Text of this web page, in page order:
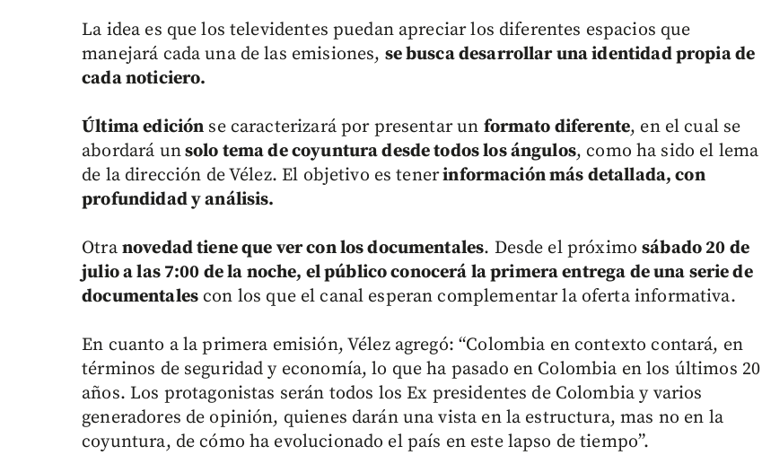
La idea es que los televidentes puedan apreciar los diferentes espacios que
manejará cada una de las emisiones, se busca desarrollar una identidad propia de
cada noticiero.
Última edición se caracterizará por presentar un formato diferente, en el cual se
abordará unsolo tema de coyuntura desde todos los ángulos, como ha sido el lema
de la dirección de Vélez. El objetivo es tenerinformación más detallada, con
profundidad y análisis.
Otra novedad tiene que ver con los documentales. Desde el próximosábado 20 de
julio a las 7:00 de la noche, el público conocerá la primera entrega de una serie de
documentales con los que el canal esperan complementar la oferta informativa.
En cuanto a la primera emisión, Vélez agregó: “Colombia en contexto contará, en
términos de seguridad y economía, lo que ha pasado en Colombia en los últimos 20
años. Los protagonistas serán todos los Ex presidentes de Colombia y varios
generadores de opinión, quienes darán una vista en la estructura, mas no en la
coyuntura, de cómo ha evolucionado el país en este lapso de tiempo”.